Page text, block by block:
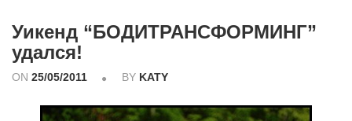
Уикенд “БОДИТРАНСФОРМИНГ”
удался!
ON 25/05/2011 BY KATY